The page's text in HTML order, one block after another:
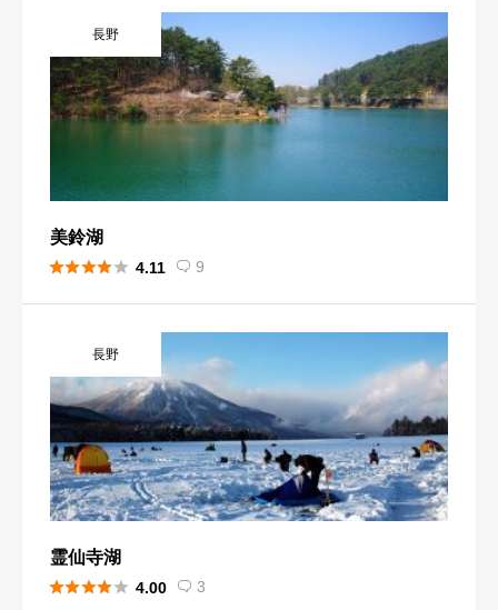
長野
美鈴湖
 4.11  9
長野
霊仙寺湖
 4.00  3